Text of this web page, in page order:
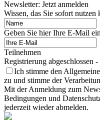
Newsletter: Jetzt anmelden
Wissen, das Sie sofort
Geben Sie hier Ihre E-Mail ein
Teilnehmen
Registrierung abgeschlossen
Ich stimme den
zu und stimme der
Mit der Anmeldung zum
Bedingungen und
jederzeit wieder abmelden.